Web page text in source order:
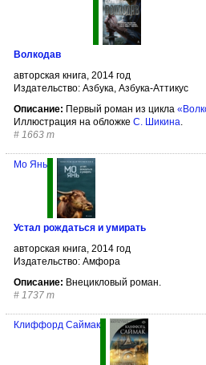
Волкодав
авторская книга, 2014 год
Издательство: Азбука, Азбука-Аттикус
Описание: Первый роман из цикла
Иллюстрация на обложке С. Шикина.
# 1663 т
Мо Янь
Устал рождаться и умирать
авторская книга, 2014 год
Издательство: Амфора
Описание: Внецикловый роман.
# 1737 т
Клиффорд Саймак